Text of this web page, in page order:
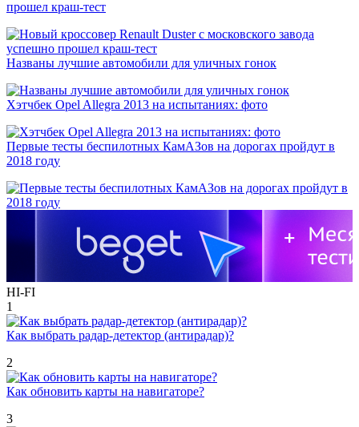
прошел краш-тест
Названы лучшие автомобили для уличных гонок
Хэтчбек Opel Allegra 2013 на испытаниях: фото
Первые тесты беспилотных КамАЗов на дорогах пройдут в
2018 году
HI-FI
1
Как выбрать радар-детектор (антирадар)?
2
Как обновить карты на навигаторе?
3